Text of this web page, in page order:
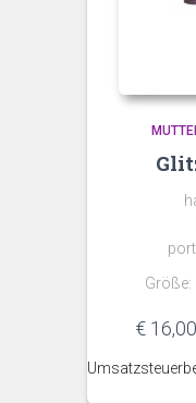
Größe:
€ 16,00